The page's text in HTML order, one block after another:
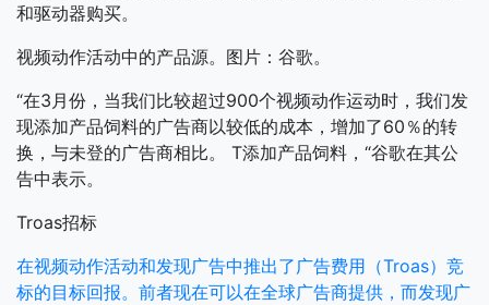
和驱动器购买。
视频动作活动中的产品源。图片：谷歌。
“在3月份，当我们比较超过900个视频动作运动时，我们发
现添加产品饲料的广告商以较低的成本，增加了60％的转
换，与未登的广告商相比。 T添加产品饲料，“谷歌在其公
告中表示。
Troas招标
在视频动作活动和发现广告中推出了广告费用（Troas）竞
标的目标回报。前者现在可以在全球广告商提供，而发现广